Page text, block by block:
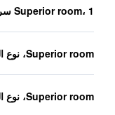
Superior room، 1 سرير مزدوج
Superior room، نوع السرير غير معروف
Superior room، نوع السرير غير معروف